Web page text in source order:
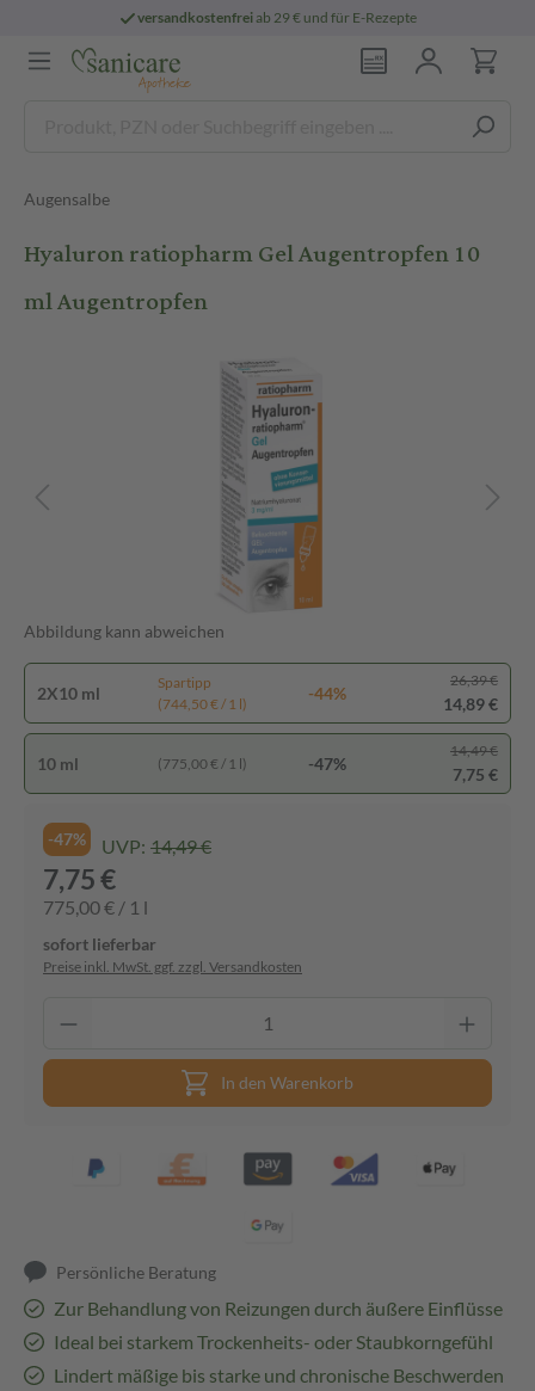
versandkostenfreiab 29 € und für E-Rezepte
Augensalbe
Hyaluron ratiopharm Gel Augentropfen 10
ml Augentropfen
Abbildung kann abweichen
2X10 ml
Spartipp
(744,50 € / 1 l)
-44%
26,39 €
14,89 €
10 ml (775,00 € / 1 l) -47%
14,49 €
7,75 €
-47% UVP: 14,49 €
7,75 €
775,00 € / 1 l
sofort lieferbar
Preise inkl. MwSt. ggf. zzgl. Versandkosten
In den Warenkorb
Persönliche Beratung
Zur Behandlung von Reizungen durch äußere Einflüsse
Ideal bei starkem Trockenheits- oder Staubkorngefühl
Lindert mäßige bis starke und chronische Beschwerden